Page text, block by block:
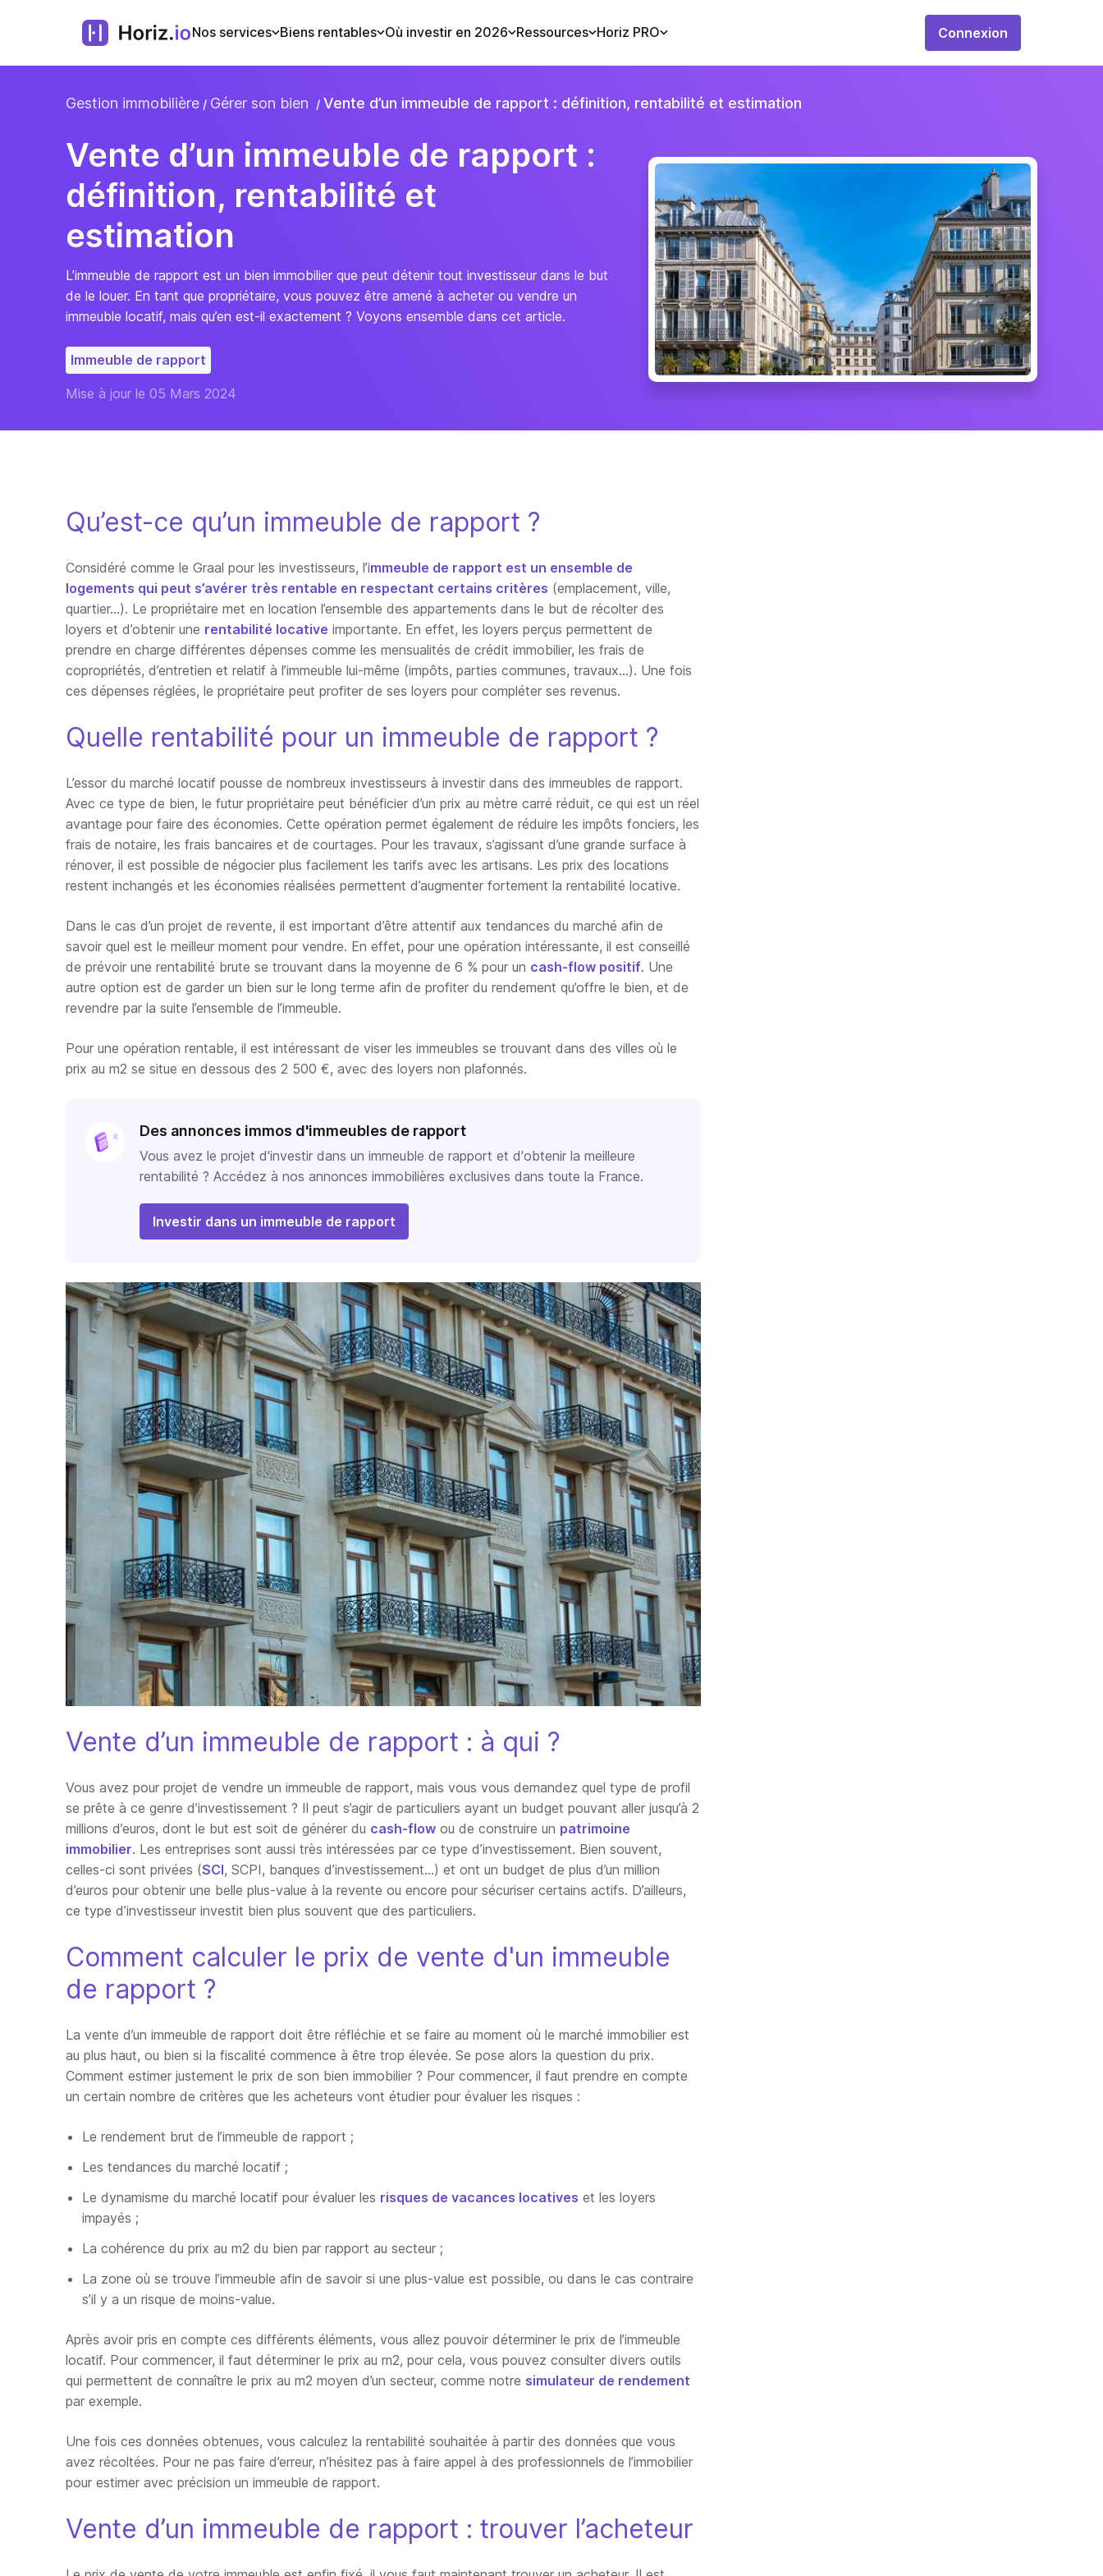
Nos services Biens rentables Où investir en 2026 Ressources Horiz PRO Connexion
Gestion immobilière Gérer son bien Vente d’un immeuble de rapport : définition, rentabilité et estimation
Vente d’un immeuble de rapport :
définition, rentabilité et
estimation
L’immeuble de rapport est un bien immobilier que peut détenir tout investisseur dans le but
de le louer. En tant que propriétaire, vous pouvez être amené à acheter ou vendre un
immeuble locatif, mais qu’en est-il exactement ? Voyons ensemble dans cet article.
Immeuble de rapport
Mise à jour le 05 Mars 2024
Qu’est-ce qu’un immeuble de rapport ?
Considéré comme le Graal pour les investisseurs, l’immeuble de rapport est un ensemble de
logements qui peut s’avérer très rentable en respectant certains critères (emplacement, ville,
quartier…). Le propriétaire met en location l’ensemble des appartements dans le but de récolter des
loyers et d’obtenir une rentabilité locative importante. En effet, les loyers perçus permettent de
prendre en charge différentes dépenses comme les mensualités de crédit immobilier, les frais de
copropriétés, d’entretien et relatif à l’immeuble lui-même (impôts, parties communes, travaux…). Une fois
ces dépenses réglées, le propriétaire peut profiter de ses loyers pour compléter ses revenus.
Quelle rentabilité pour un immeuble de rapport ?
L’essor du marché locatif pousse de nombreux investisseurs à investir dans des immeubles de rapport.
Avec ce type de bien, le futur propriétaire peut bénéficier d’un prix au mètre carré réduit, ce qui est un réel
avantage pour faire des économies. Cette opération permet également de réduire les impôts fonciers, les
frais de notaire, les frais bancaires et de courtages. Pour les travaux, s’agissant d’une grande surface à
rénover, il est possible de négocier plus facilement les tarifs avec les artisans. Les prix des locations
restent inchangés et les économies réalisées permettent d’augmenter fortement la rentabilité locative.
Dans le cas d’un projet de revente, il est important d’être attentif aux tendances du marché afin de
savoir quel est le meilleur moment pour vendre. En effet, pour une opération intéressante, il est conseillé
de prévoir une rentabilité brute se trouvant dans la moyenne de 6 % pour un cash-flow positif. Une
autre option est de garder un bien sur le long terme afin de profiter du rendement qu’offre le bien, et de
revendre par la suite l’ensemble de l’immeuble.
Pour une opération rentable, il est intéressant de viser les immeubles se trouvant dans des villes où le
prix au m2 se situe en dessous des 2 500 €, avec des loyers non plafonnés.
Des annonces immos d'immeubles de rapport
Vous avez le projet d'investir dans un immeuble de rapport et d'obtenir la meilleure
rentabilité ? Accédez à nos annonces immobilières exclusives dans toute la France.
Investir dans un immeuble de rapport
Vente d’un immeuble de rapport : à qui ?
Vous avez pour projet de vendre un immeuble de rapport, mais vous vous demandez quel type de profil
se prête à ce genre d’investissement ? Il peut s’agir de particuliers ayant un budget pouvant aller jusqu’à 2
millions d’euros, dont le but est soit de générer du cash-flow ou de construire un patrimoine
immobilier. Les entreprises sont aussi très intéressées par ce type d’investissement. Bien souvent,
celles-ci sont privées (SCI, SCPI, banques d’investissement…) et ont un budget de plus d’un million
d’euros pour obtenir une belle plus-value à la revente ou encore pour sécuriser certains actifs. D’ailleurs,
ce type d’investisseur investit bien plus souvent que des particuliers.
Comment calculer le prix de vente d'un immeuble
de rapport ?
La vente d’un immeuble de rapport doit être réfléchie et se faire au moment où le marché immobilier est
au plus haut, ou bien si la fiscalité commence à être trop élevée. Se pose alors la question du prix.
Comment estimer justement le prix de son bien immobilier ? Pour commencer, il faut prendre en compte
un certain nombre de critères que les acheteurs vont étudier pour évaluer les risques :
Le rendement brut de l’immeuble de rapport ;
Les tendances du marché locatif ;
Le dynamisme du marché locatif pour évaluer les risques de vacances locatives et les loyers
impayés ;
La cohérence du prix au m2 du bien par rapport au secteur ;
La zone où se trouve l’immeuble afin de savoir si une plus-value est possible, ou dans le cas contraire
s’il y a un risque de moins-value.
Après avoir pris en compte ces différents éléments, vous allez pouvoir déterminer le prix de l’immeuble
locatif. Pour commencer, il faut déterminer le prix au m2, pour cela, vous pouvez consulter divers outils
qui permettent de connaître le prix au m2 moyen d’un secteur, comme notre simulateur de rendement
par exemple.
Une fois ces données obtenues, vous calculez la rentabilité souhaitée à partir des données que vous
avez récoltées. Pour ne pas faire d’erreur, n’hésitez pas à faire appel à des professionnels de l’immobilier
pour estimer avec précision un immeuble de rapport.
Vente d’un immeuble de rapport : trouver l’acheteur